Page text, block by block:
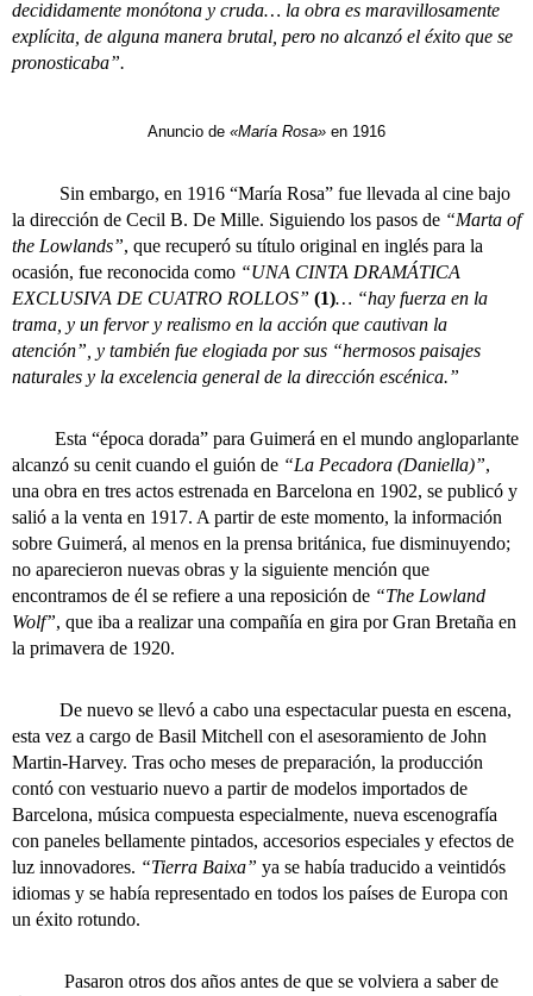
decididamente monótona y cruda… la obra es maravillosamente
explícita, de alguna manera brutal, pero no alcanzó el éxito que se
pronosticaba”.
Anuncio de «María Rosa» en 1916
Sin embargo, en 1916 “María Rosa” fue llevada al cine bajo
la dirección de Cecil B. De Mille. Siguiendo los pasos de “Marta of
the Lowlands”, que recuperó su título original en inglés para la
ocasión, fue reconocida como “UNA CINTA DRAMÁTICA
EXCLUSIVA DE CUATRO ROLLOS” (1)… “hay fuerza en la
trama, y un fervor y realismo en la acción que cautivan la
atención”, y también fue elogiada por sus “hermosos paisajes
naturales y la excelencia general de la dirección escénica.”
Esta “época dorada” para Guimerá en el mundo angloparlante
alcanzó su cenit cuando el guión de “La Pecadora (Daniella)”,
una obra en tres actos estrenada en Barcelona en 1902, se publicó y
salió a la venta en 1917. A partir de este momento, la información
sobre Guimerá, al menos en la prensa británica, fue disminuyendo;
no aparecieron nuevas obras y la siguiente mención que
encontramos de él se refiere a una reposición de “The Lowland
Wolf”, que iba a realizar una compañía en gira por Gran Bretaña en
la primavera de 1920.
De nuevo se llevó a cabo una espectacular puesta en escena,
esta vez a cargo de Basil Mitchell con el asesoramiento de John
Martin-Harvey. Tras ocho meses de preparación, la producción
contó con vestuario nuevo a partir de modelos importados de
Barcelona, música compuesta especialmente, nueva escenografía
con paneles bellamente pintados, accesorios especiales y efectos de
luz innovadores. “Tierra Baixa” ya se había traducido a veintidós
idiomas y se había representado en todos los países de Europa con
un éxito rotundo.
Pasaron otros dos años antes de que se volviera a saber de